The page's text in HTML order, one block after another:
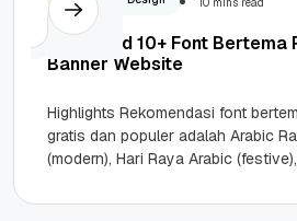
Download 10+ Font Bertema
Banner Website
Highlights Rekomendasi font
gratis dan populer adalah Arabic
(modern), Hari Raya Arabic
visual:...